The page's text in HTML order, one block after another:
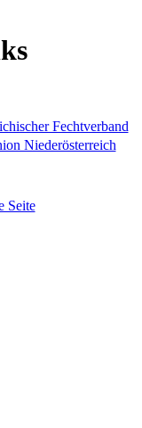
Fechtverband
Niederösterreich
Seite